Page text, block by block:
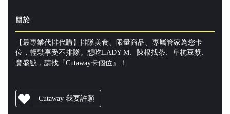
關於
【最專業代排代購】排隊美食、限量商品、專屬管家為您卡
位，輕鬆享受不排隊。想吃LADY M、陳根找茶、阜杭豆漿、
豐盛號，請找『Cutaway卡個位』！
Cutaway 我要許願